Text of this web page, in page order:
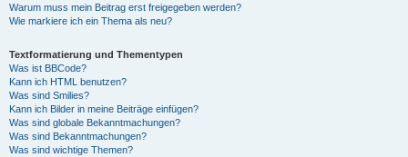
Warum muss mein Beitrag erst freigegeben werden?
Wie markiere ich ein Thema als neu?
Textformatierung und Thementypen
Was ist BBCode?
Kann ich HTML benutzen?
Was sind Smilies?
Kann ich Bilder in meine Beiträge einfügen?
Was sind globale Bekanntmachungen?
Was sind Bekanntmachungen?
Was sind wichtige Themen?